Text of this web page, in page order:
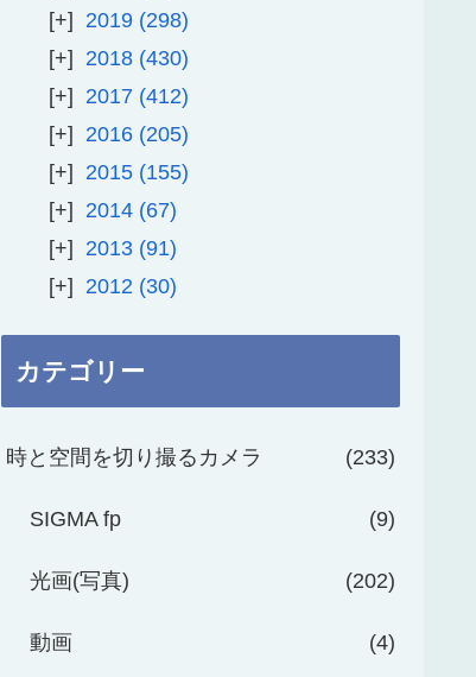
2019 298
2018 430
2017 412
2016 205
2015 155
2014 67
2013 91
2012
30
カテゴリー
時と空間を切り撮るカメラ 233
SIGMA fp 9
光画(写真) 202
動画 4